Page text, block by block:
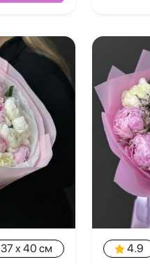
37 x 40 см
4.9